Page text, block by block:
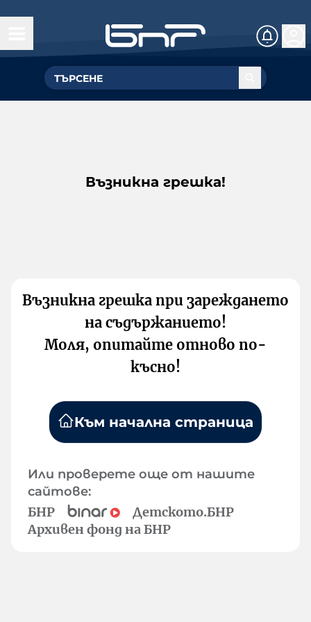
Възникна грешка!
Възникна грешка при зареждането
на съдържанието!
Моля, опитайте отново по-
късно!
Към начална страница
Или проверете още от нашите
сайтове:
БНР
Детското.БНР
Архивен фонд на БНР